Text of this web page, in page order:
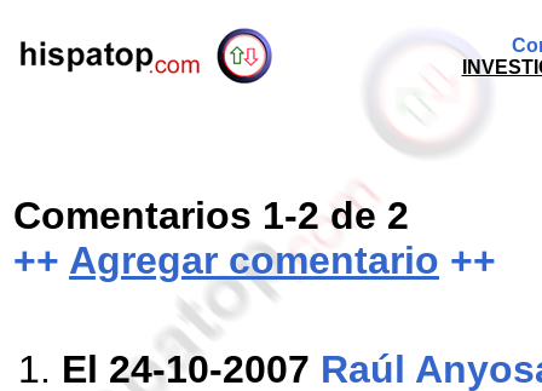
Comentarios 1-2 de 2
++ Agregar comentario ++
El 24-10-2007 Raúl